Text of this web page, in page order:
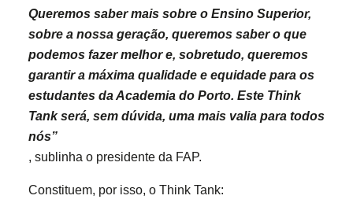
Queremos saber mais sobre o Ensino Superior,
sobre a nossa geração, queremos saber o que
podemos fazer melhor e, sobretudo, queremos
garantir a máxima qualidade e equidade para os
estudantes da Academia do Porto. Este Think
Tank será, sem dúvida, uma mais valia para todos
nós”
, sublinha o presidente da FAP.
Constituem, por isso, o Think Tank: